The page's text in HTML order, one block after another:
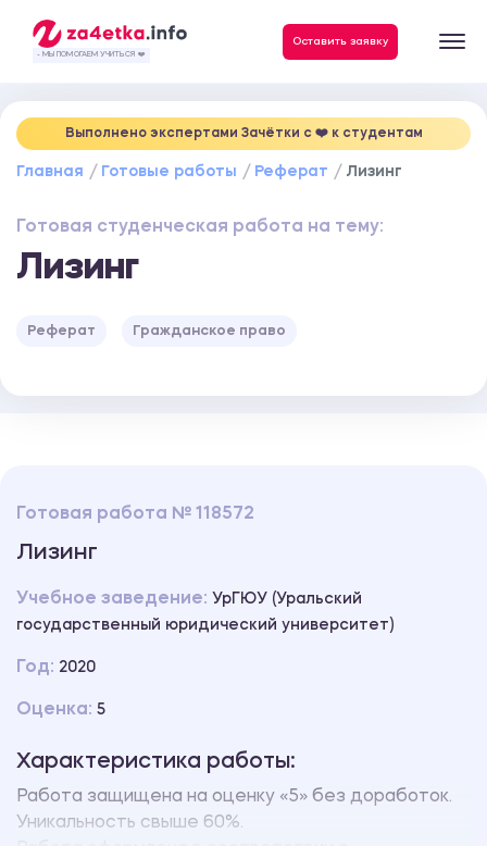
- МЫ ПОМОГАЕМ УЧИТЬСЯ ❤️
Оставить заявку
Выполнено экспертами Зачётки c ❤️ к студентам
Главная Готовые работы Реферат Лизинг
Готовая студенческая работа на тему:
Лизинг
Реферат Гражданское право
Готовая работа № 118572
Лизинг
Учебное заведение: УрГЮУ (Уральский
государственный юридический университет)
Год: 2020
Оценка: 5
Характеристика работы:
Работа защищена на оценку «5» без доработок.
Уникальность свыше 60%.